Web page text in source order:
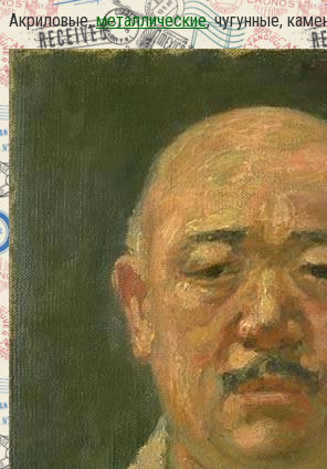
Акриловые,металлические, чугунные,